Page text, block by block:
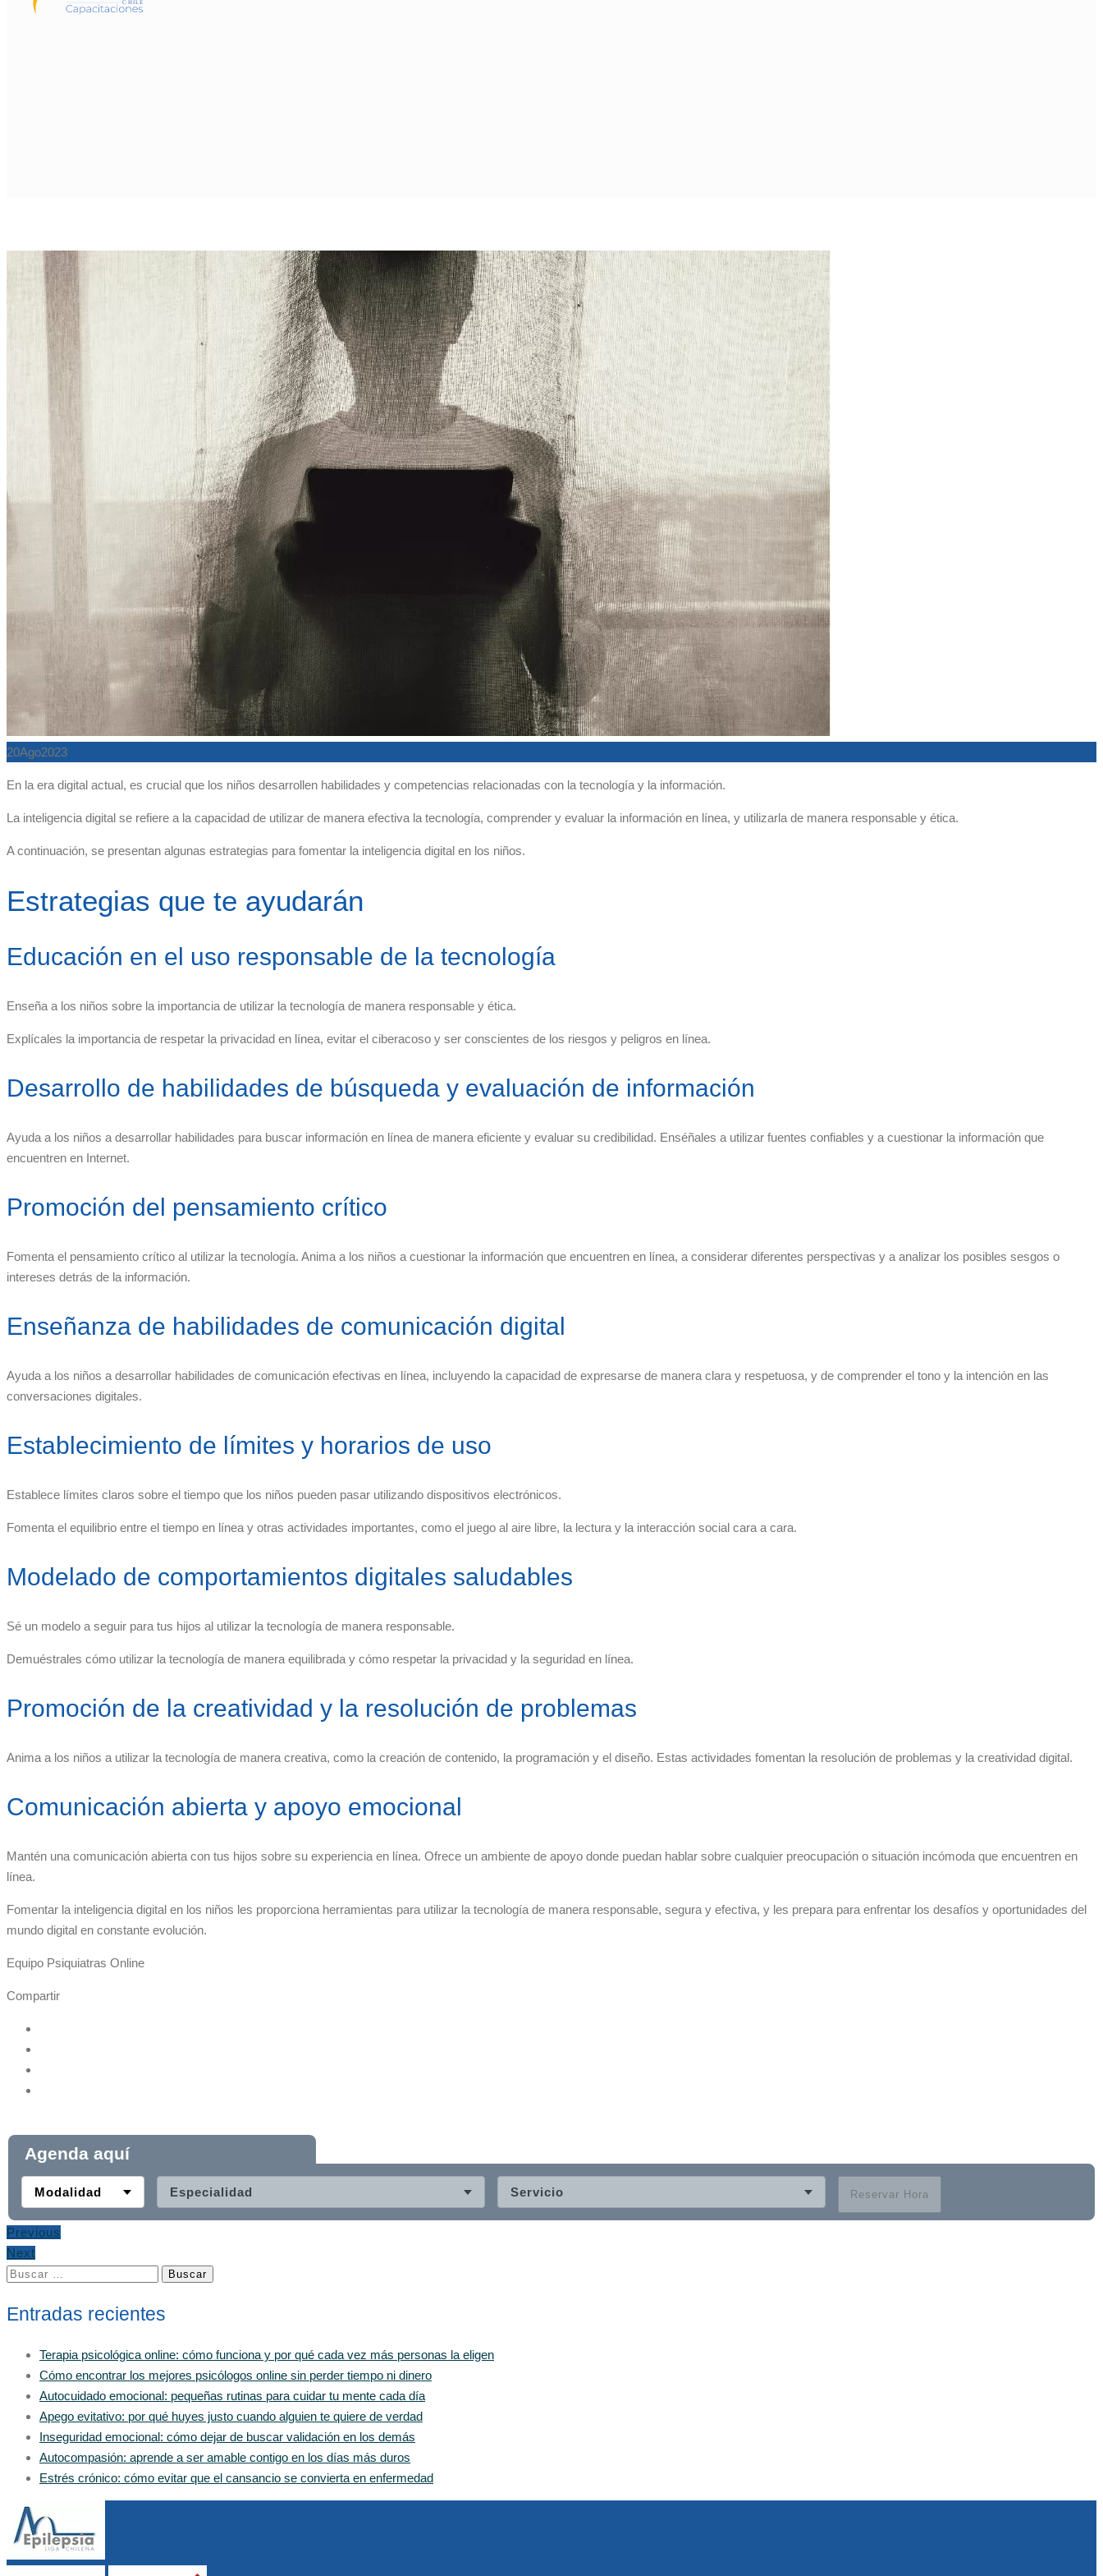
20Ago2023
En la era digital actual, es crucial que los niños desarrollen habilidades y competencias relacionadas con la tecnología y la información.
La inteligencia digital se refiere a la capacidad de utilizar de manera efectiva la tecnología, comprender y evaluar la información en línea, y utilizarla de manera responsable y ética.
A continuación, se presentan algunas estrategias para fomentar la inteligencia digital en los niños.
Estrategias que te ayudarán
Educación en el uso responsable de la tecnología
Enseña a los niños sobre la importancia de utilizar la tecnología de manera responsable y ética.
Explícales la importancia de respetar la privacidad en línea, evitar el ciberacoso y ser conscientes de los riesgos y peligros en línea.
Desarrollo de habilidades de búsqueda y evaluación de información
Ayuda a los niños a desarrollar habilidades para buscar información en línea de manera eficiente y evaluar su credibilidad. Enséñales a utilizar fuentes confiables y a cuestionar la información que
encuentren en Internet.
Promoción del pensamiento crítico
Fomenta el pensamiento crítico al utilizar la tecnología. Anima a los niños a cuestionar la información que encuentren en línea, a considerar diferentes perspectivas y a analizar los posibles sesgos o
intereses detrás de la información.
Enseñanza de habilidades de comunicación digital
Ayuda a los niños a desarrollar habilidades de comunicación efectivas en línea, incluyendo la capacidad de expresarse de manera clara y respetuosa, y de comprender el tono y la intención en las
conversaciones digitales.
Establecimiento de límites y horarios de uso
Establece límites claros sobre el tiempo que los niños pueden pasar utilizando dispositivos electrónicos.
Fomenta el equilibrio entre el tiempo en línea y otras actividades importantes, como el juego al aire libre, la lectura y la interacción social cara a cara.
Modelado de comportamientos digitales saludables
Sé un modelo a seguir para tus hijos al utilizar la tecnología de manera responsable.
Demuéstrales cómo utilizar la tecnología de manera equilibrada y cómo respetar la privacidad y la seguridad en línea.
Promoción de la creatividad y la resolución de problemas
Anima a los niños a utilizar la tecnología de manera creativa, como la creación de contenido, la programación y el diseño. Estas actividades fomentan la resolución de problemas y la creatividad digital.
Comunicación abierta y apoyo emocional
Mantén una comunicación abierta con tus hijos sobre su experiencia en línea. Ofrece un ambiente de apoyo donde puedan hablar sobre cualquier preocupación o situación incómoda que encuentren en
línea.
Fomentar la inteligencia digital en los niños les proporciona herramientas para utilizar la tecnología de manera responsable, segura y efectiva, y les prepara para enfrentar los desafíos y oportunidades del
mundo digital en constante evolución.
Equipo Psiquiatras Online
Compartir
Agenda aquí
Modalidad Especialidad Servicio Reservar Hora
Previous
Next
Buscar:
Entradas recientes
Terapia psicológica online: cómo funciona y por qué cada vez más personas la eligen
Cómo encontrar los mejores psicólogos online sin perder tiempo ni dinero
Autocuidado emocional: pequeñas rutinas para cuidar tu mente cada día
Apego evitativo: por qué huyes justo cuando alguien te quiere de verdad
Inseguridad emocional: cómo dejar de buscar validación en los demás
Autocompasión: aprende a ser amable contigo en los días más duros
Estrés crónico: cómo evitar que el cansancio se convierta en enfermedad